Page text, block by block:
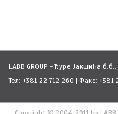
LABB GROUP - Ђуре Јакшића
Тел: +381 22 712 260 | Факс: